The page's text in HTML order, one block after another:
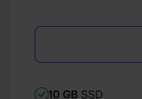
10 GB SSD